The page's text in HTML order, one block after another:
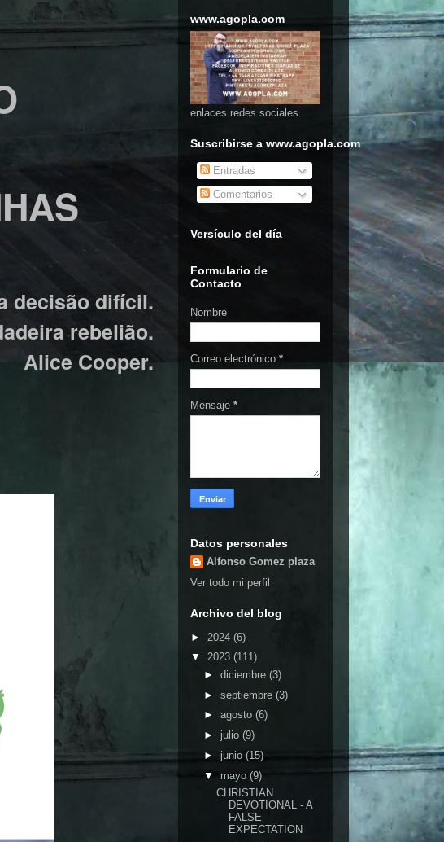
decisão difícil.
rebelião.
Alice Cooper.
www.agopla.com
enlaces redes sociales
Suscribirse a www.agopla.com
Entradas
Comentarios
Versículo del día
Formulario de
Contacto
Nombre
Correo electrónico *
Mensaje *
Datos personales
Alfonso Gomez plaza
Ver todo mi perfil
Archivo del blog
► 2024 (6)
▼ 2023 (111)
► diciembre (3)
► septiembre (3)
► agosto (6)
► julio (9)
► junio (15)
▼ mayo (9)
CHRISTIAN
DEVOTIONAL - A
FALSE
EXPECTATION